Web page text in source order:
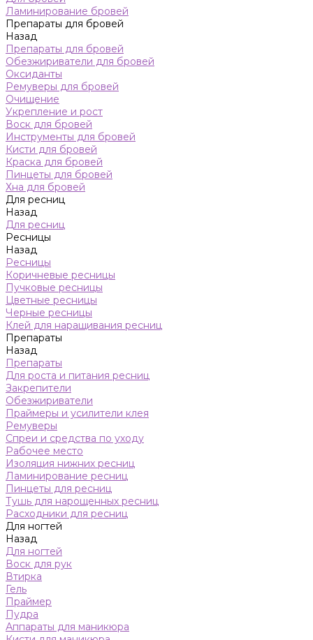
Ламинирование бровей
Препараты для бровей
Назад
Препараты для бровей
Обезжириватели для бровей
Оксиданты
Ремуверы для бровей
Очищение
Укрепление и рост
Воск для бровей
Инструменты для бровей
Кисти для бровей
Краска для бровей
Пинцеты для бровей
Хна для бровей
Для ресниц
Назад
Для ресниц
Ресницы
Назад
Ресницы
Коричневые ресницы
Пучковые ресницы
Цветные ресницы
Черные ресницы
Клей для наращивания ресниц
Препараты
Назад
Препараты
Для роста и питания ресниц
Закрепители
Обезжириватели
Праймеры и усилители клея
Ремуверы
Спреи и средства по уходу
Рабочее место
Изоляция нижних ресниц
Ламинирование ресниц
Пинцеты для ресниц
Тушь для нарощенных ресниц
Расходники для ресниц
Для ногтей
Назад
Для ногтей
Воск для рук
Втирка
Гель
Праймер
Пудра
Аппараты для маникюра